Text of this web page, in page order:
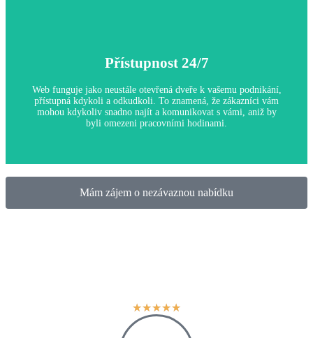
Proč je to důležité:
viditelnost, což je klíčové pro přilákání nových zákazníků a
budování značky v konkurenčním prostředí.
Přístupnost 24/7
Web funguje jako neustále otevřená dveře k vašemu podnikání,
přístupná kdykoli a odkudkoli. To znamená, že zákazníci vám
mohou kdykoliv snadno najít a komunikovat s vámi, aniž by
byli omezeni pracovními hodinami.
Mám zájem o nezávaznou nabídku
★★★★★